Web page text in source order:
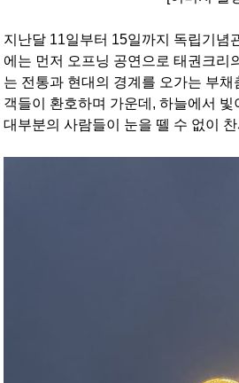
지난달 11일부터 15일까지 독립기념
에는 먼저 오프닝 공연으로 태권크리
는 전통과 현대의 경계를 오가는 부
객들이 환호하며 가운데, 하늘에서
대부분의 사람들이 눈을 뗄 수 없이